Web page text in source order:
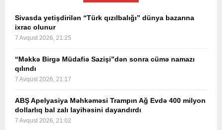
Sivasda yetişdirilən “Türk qızılbalığı” dünya bazarına
ixrac olunur
7 Avqust 2026, 21:25
“Məkkə Birgə Müdafiə Sazişi”dən sonra cümə namazı
qılındı
7 Avqust 2026, 21:17
ABŞ Apelyasiya Məhkəməsi Trampın Ağ Evdə 400 milyon
dollarlıq bal zalı layihəsini dayandırdı
7 Avqust 2026, 21:02